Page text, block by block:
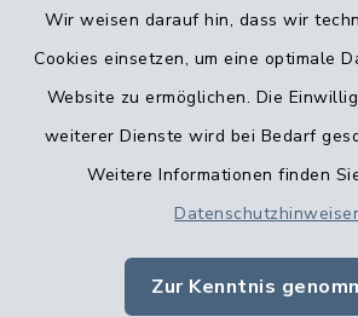
Wir weisen darauf hin, dass wir
Cookies einsetzen, um eine optimale
Website zu ermöglichen. Die
weiterer Dienste wird bei Bedarf
Weitere Informationen finden
Zur Kenntnis
Barrierefreiheit
Impressum